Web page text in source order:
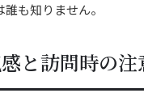
も知りません。
と訪問時の注